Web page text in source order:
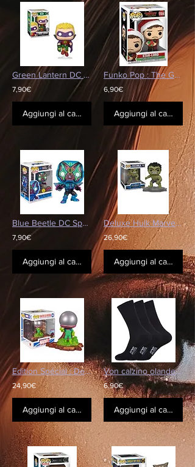
Green Lantern DC Comics Série Spéciale Exclusivité
7,90€
Aggiungi al carrello
Funko Pop : The Guardians of the Galaxy Holiday Star-Lord
6,90€
Aggiungi al carrello
Blue Beetle DC Spécial Edition
7,90€
Aggiungi al carrello
Deluxe Hulk Marvel Avengers
26,90€
Aggiungi al carrello
Edition Spécial : Deluxe Marvel Mysterio
24,90€
Aggiungi al carrello
Von calzino olandese
6,90€
Aggiungi al carrello